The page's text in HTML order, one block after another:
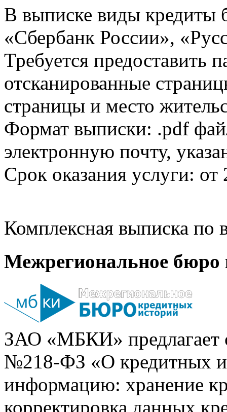
В выписке виды кредиты
«Сбербанк России»,
Требуется предоставить
отсканированные
страницы и место
Формат выписки: .pdf
электронную почту,
Срок оказания услуги: от
Комплексная выписка
Межрегиональное бюро
ЗАО «МБКИ» предлагает
№218-ФЗ «О кредитных
информацию: хранение
корректировка данных